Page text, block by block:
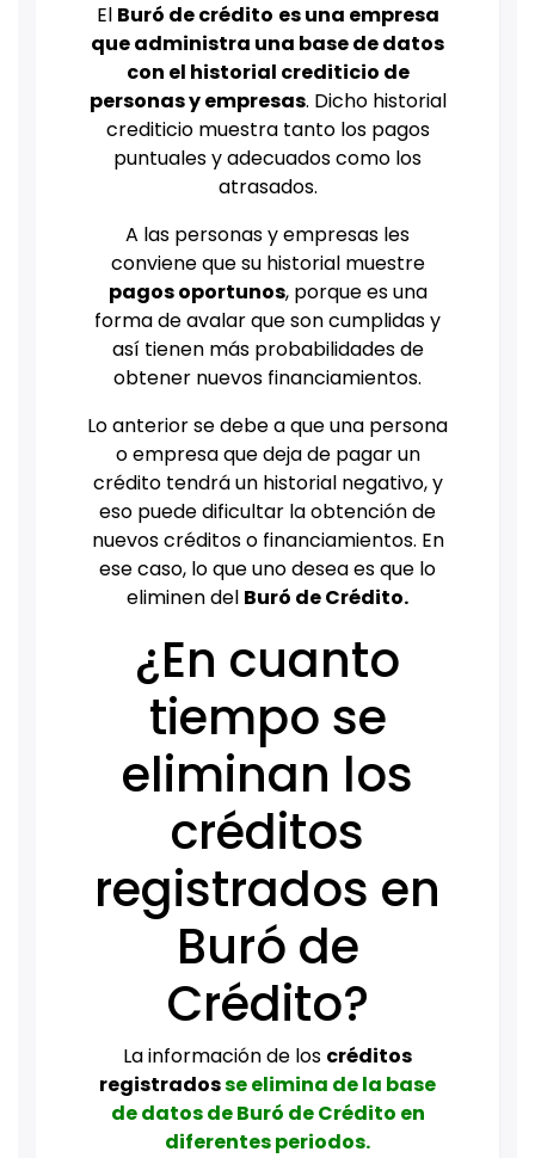
El Buró de crédito es una empresa
que administra una base de datos
con el historial crediticio de
personas y empresas. Dicho historial
crediticio muestra tanto los pagos
puntuales y adecuados como los
atrasados.
A las personas y empresas les
conviene que su historial muestre
pagos oportunos, porque es una
forma de avalar que son cumplidas y
así tienen más probabilidades de
obtener nuevos financiamientos.
Lo anterior se debe a que una persona
o empresa que deja de pagar un
crédito tendrá un historial negativo, y
eso puede dificultar la obtención de
nuevos créditos o financiamientos. En
ese caso, lo que uno desea es que lo
eliminen del Buró de Crédito.
¿En cuanto
tiempo se
eliminan los
créditos
registrados en
Buró de
Crédito?
La información de los créditos
registradosse elimina de la base
de datos de Buró de Crédito en
diferentes periodos.